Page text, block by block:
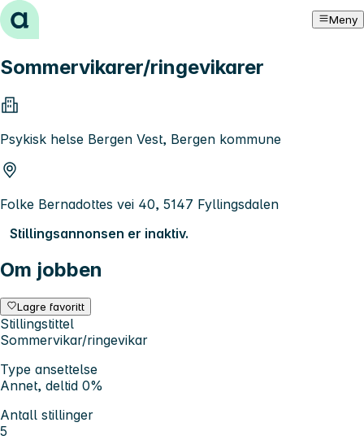
Hopp til innhold Meny
Sommervikarer/ringevikarer
Psykisk helse Bergen Vest, Bergen kommune
Folke Bernadottes vei 40, 5147 Fyllingsdalen
Stillingsannonsen er inaktiv.
Om jobben
Lagre favoritt
Stillingstittel
Sommervikar/ringevikar
Type ansettelse
Annet, deltid 0%
Antall stillinger
5